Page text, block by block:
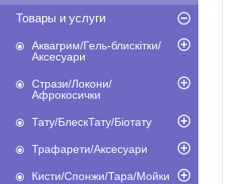
Товары и услуги
Аквагрим/Гель-блискітки/
Аксесуари
Стрази/Локони/
Афрокосички
Тату/БлескТату/Біотату
Трафарети/Аксесуари
Кисти/Спонжи/Тара/Мойки